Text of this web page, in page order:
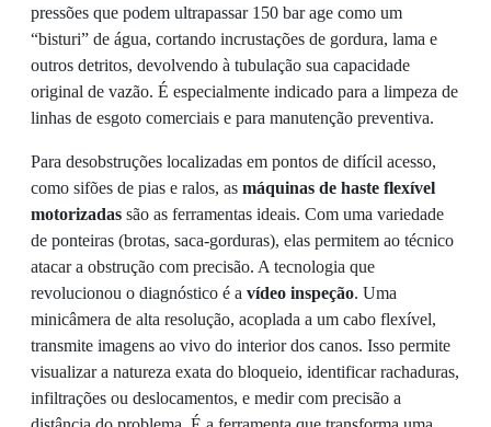
pressões que podem ultrapassar 150 bar age como um
“bisturi” de água, cortando incrustações de gordura, lama e
outros detritos, devolvendo à tubulação sua capacidade
original de vazão. É especialmente indicado para a limpeza de
linhas de esgoto comerciais e para manutenção preventiva.
Para desobstruções localizadas em pontos de difícil acesso,
como sifões de pias e ralos, as máquinas de haste flexível
motorizadas são as ferramentas ideais. Com uma variedade
de ponteiras (brotas, saca-gorduras), elas permitem ao técnico
atacar a obstrução com precisão. A tecnologia que
revolucionou o diagnóstico é a vídeo inspeção. Uma
minicâmera de alta resolução, acoplada a um cabo flexível,
transmite imagens ao vivo do interior dos canos. Isso permite
visualizar a natureza exata do bloqueio, identificar rachaduras,
infiltrações ou deslocamentos, e medir com precisão a